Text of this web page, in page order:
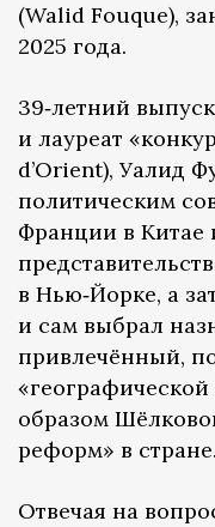
(Walid Fouque),
2025 года.
39‑летний
и лауреат
d’Orient), Уалид
политическим
Франции в Китае
в Нью‑Йорке, а
и сам выбрал
привлечённый,
образом
реформ» в стране.
Отвечая на